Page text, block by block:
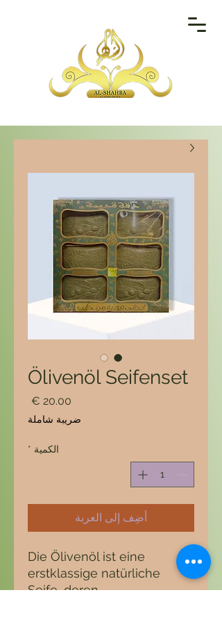
Ölivenöl Seifenset
السعر
ضريبة شاملة
الكمية *
أضِف إلى العربة
Die Ölivenöl ist eine
erstklassige natürliche
Seife, deren